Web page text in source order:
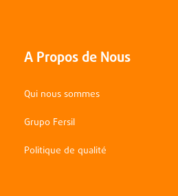
A Propos de Nous
Qui nous sommes
Grupo Fersil
Politique de qualité